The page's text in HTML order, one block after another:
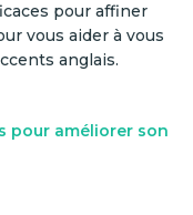
pour affiner
vous aider à vous
anglais.
pour améliorer son